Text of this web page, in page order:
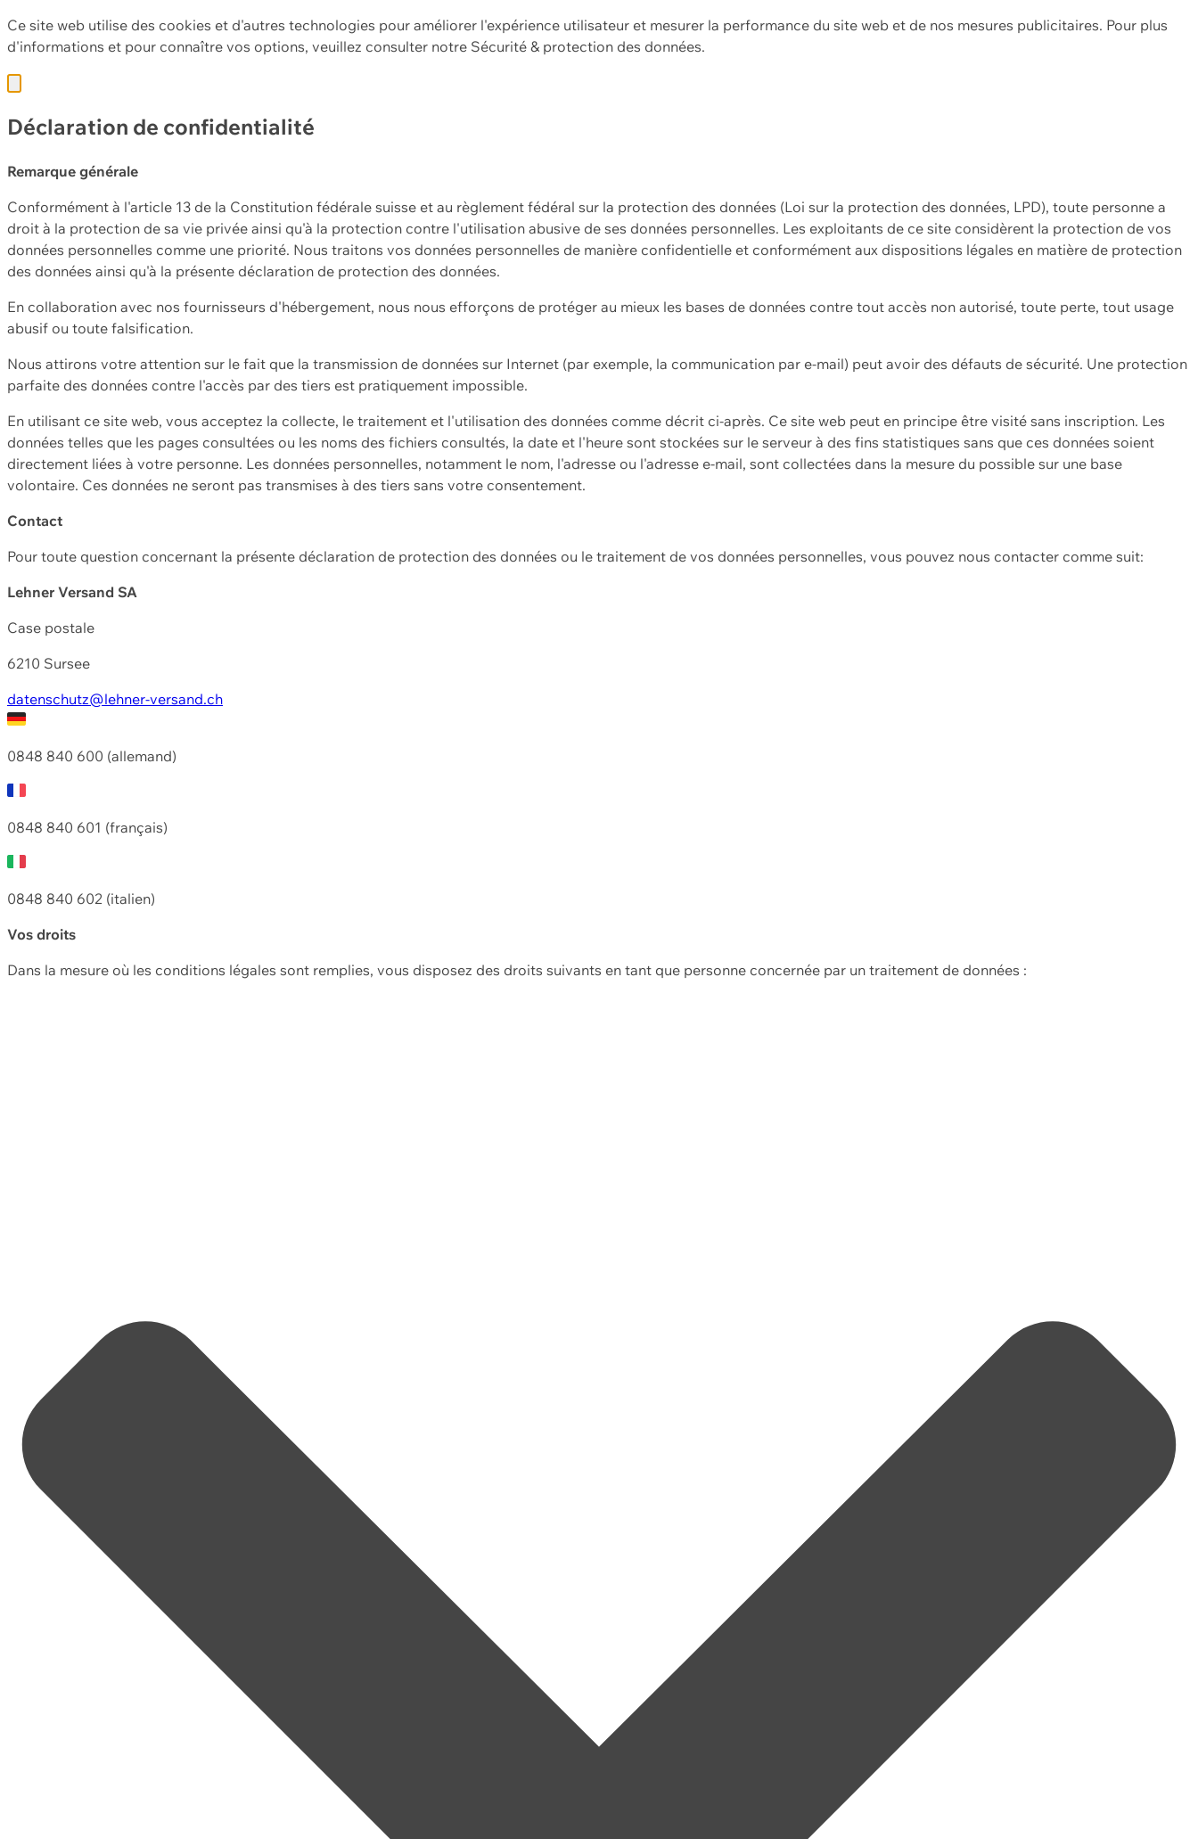
Ce site web utilise des cookies et d'autres technologies pour améliorer l'expérience utilisateur et mesurer la performance du site web et de nos mesures publicitaires. Pour plus
d'informations et pour connaître vos options, veuillez consulter notre Sécurité & protection des données.
Déclaration de confidentialité
Remarque générale
Conformément à l'article 13 de la Constitution fédérale suisse et au règlement fédéral sur la protection des données (Loi sur la protection des données, LPD), toute personne a
droit à la protection de sa vie privée ainsi qu'à la protection contre l'utilisation abusive de ses données personnelles. Les exploitants de ce site considèrent la protection de vos
données personnelles comme une priorité. Nous traitons vos données personnelles de manière confidentielle et conformément aux dispositions légales en matière de protection
des données ainsi qu'à la présente déclaration de protection des données.
En collaboration avec nos fournisseurs d'hébergement, nous nous efforçons de protéger au mieux les bases de données contre tout accès non autorisé, toute perte, tout usage
abusif ou toute falsification.
Nous attirons votre attention sur le fait que la transmission de données sur Internet (par exemple, la communication par e-mail) peut avoir des défauts de sécurité. Une protection
parfaite des données contre l'accès par des tiers est pratiquement impossible.
En utilisant ce site web, vous acceptez la collecte, le traitement et l'utilisation des données comme décrit ci-après. Ce site web peut en principe être visité sans inscription. Les
données telles que les pages consultées ou les noms des fichiers consultés, la date et l'heure sont stockées sur le serveur à des fins statistiques sans que ces données soient
directement liées à votre personne. Les données personnelles, notamment le nom, l'adresse ou l'adresse e-mail, sont collectées dans la mesure du possible sur une base
volontaire. Ces données ne seront pas transmises à des tiers sans votre consentement.
Contact
Pour toute question concernant la présente déclaration de protection des données ou le traitement de vos données personnelles, vous pouvez nous contacter comme suit:
Lehner Versand SA
Case postale
6210 Sursee
datenschutz@lehner-versand.ch
0848 840 600 (allemand)
0848 840 601 (français)
0848 840 602 (italien)
Vos droits
Dans la mesure où les conditions légales sont remplies, vous disposez des droits suivants en tant que personne concernée par un traitement de données :